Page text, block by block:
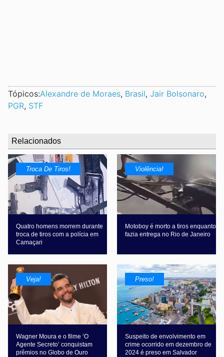
Tópicos:Alexandre de Moraes, Brasil, Jair Bolsonaro,
PGR, STF
Relacionados
Troca De Tiros!
Quatro homens morrem durante
troca de tiros com a polícia em
Camaçari
Violência!
Motoboy é morto a tiros enquanto
fazia entrega no Rio de Janeiro
Veja!
Wagner Moura e o filme ‘O
Agente Secreto’ conquistam
prêmios no Globo de Ouro
Preso!
Suspeito de envolvimento em
crime ocorrido em dezembro de
2024 é preso em Salvador